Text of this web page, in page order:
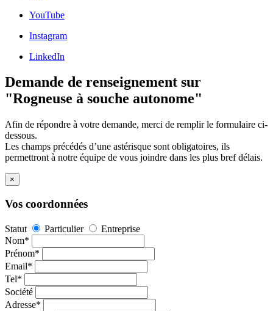
YouTube
Instagram
LinkedIn
Demande de renseignement sur
"Rogneuse à souche autonome"
Afin de répondre à votre demande, merci de remplir le formulaire ci-
dessous.
Les champs précédés d’une astérisque sont obligatoires, ils
permettront à notre équipe de vous joindre dans les plus bref délais.
×
Vos coordonnées
Statut Particulier
Entreprise
Nom*
Prénom*
Email*
Tel*
Société
Adresse*